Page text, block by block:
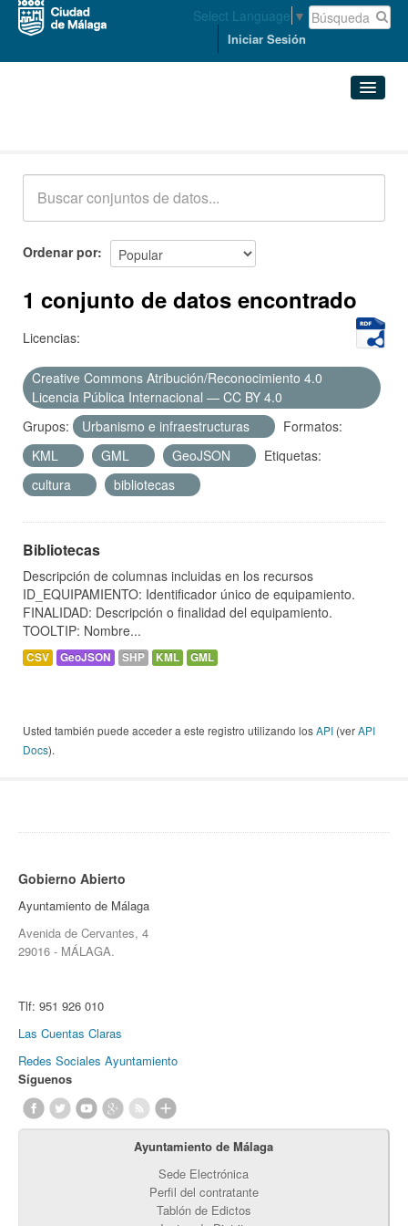
Select Language ▼
Iniciar Sesión
Acerca de
Ordenar por
1 conjunto de datos encontrado
Licencias:
Creative Commons Atribución/Reconocimiento 4.0
Licencia Pública Internacional — CC BY 4.0
Grupos:
Urbanismo e infraestructuras
Formatos:
KML
GML GeoJSON
Etiquetas:
cultura
bibliotecas
Bibliotecas
Descripción de columnas incluidas en los recursos
ID_EQUIPAMIENTO: Identificador único de equipamiento.
FINALIDAD: Descripción o finalidad del equipamiento.
TOOLTIP: Nombre...
CSV GeoJSON SHP KML GML
Usted también puede acceder a este registro utilizando losAPI (verAPI
Docs).
Gobierno Abierto
Ayuntamiento de Málaga
Avenida de Cervantes, 4
29016 - MÁLAGA.
Tlf: 951 926 010
Las Cuentas Claras
Redes Sociales Ayuntamiento
Síguenos
Ayuntamiento de Málaga
Sede Electrónica
Perfil del contratante
Tablón de Edictos